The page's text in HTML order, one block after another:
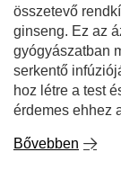
összetevő
ginseng. Ez az
gyógyászatban
serkentő
hoz létre a test
érdemes ehhez
Bővebben